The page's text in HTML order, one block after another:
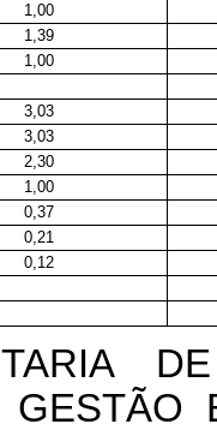
1,00
1,39
1,00
3,03
3,03
2,30
1,00
0,37
0,21
0,12
GESTÃO